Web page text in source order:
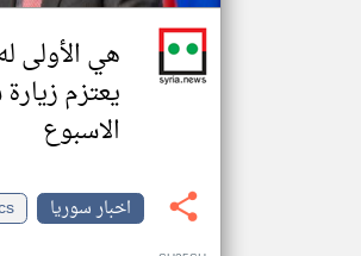
هي الأولى
يعتزم
الاسبوع
اخبار سوريا